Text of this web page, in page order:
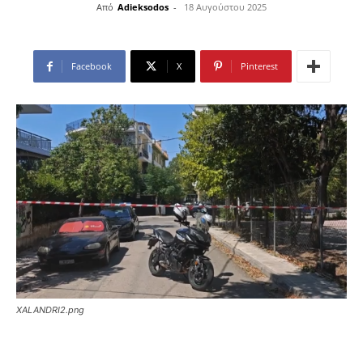
Από Adieksodos - 18 Αυγούστου 2025
Facebook X Pinterest
XALANDRI2.png